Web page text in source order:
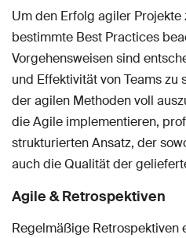
Um den Erfolg agiler
bestimmte Best Practices
Vorgehensweisen sind
und Effektivität von Teams zu
der agilen Methoden voll
die Agile implementieren,
strukturierten Ansatz, der
auch die Qualität der
Agile & Retrospektiven
Regelmäßige Retrospektiven